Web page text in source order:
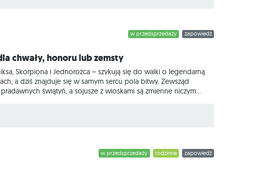
zapowiedź
w przedsprzedaży
chwały, honoru lub zemsty
Skorpiona i Jednorożca – szykują się do walki o legendarną
a dziś znajduje się w samym sercu pola bitwy. Zewsząd
świątyń, a sojusze z wioskami są zmienne niczym
zapowiedź
rodzinne
w przedsprzedaży